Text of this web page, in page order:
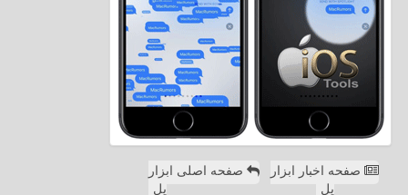
صفحه اخبار ابزار
پل
صفحه اصلی ابزار
پل